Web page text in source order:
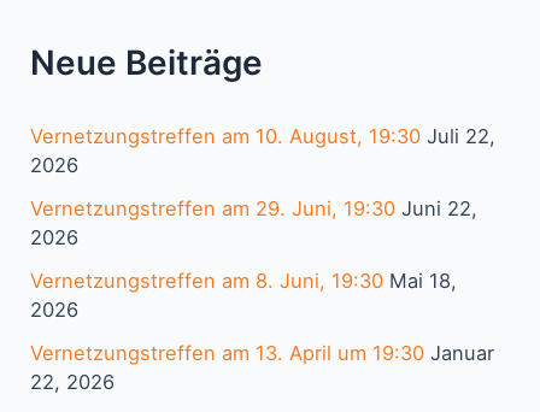
e
n
c
:
Neue Beiträge
Vernetzungstreffen am 10. August, 19:30 Juli 22,
2026
Vernetzungstreffen am 29. Juni, 19:30 Juni 22,
2026
Vernetzungstreffen am 8. Juni, 19:30 Mai 18,
2026
Vernetzungstreffen am 13. April um 19:30 Januar
22, 2026